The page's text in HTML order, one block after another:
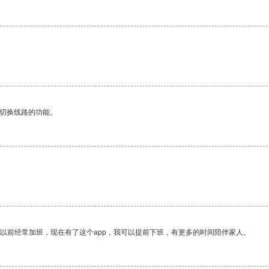
换线路的功能。
经常加班，现在有了这个app，我可以提前下班，有更多的时间陪伴家人。